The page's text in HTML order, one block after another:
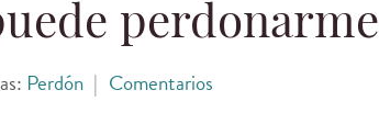
perdonarme
Perdón | Comentarios